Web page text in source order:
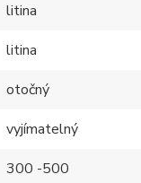
litina
litina
otočný
vyjímatelný
300 -500